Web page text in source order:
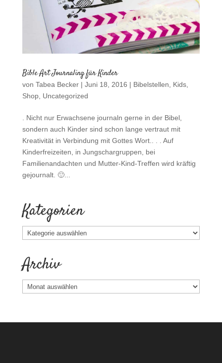
Bible Art Journaling für Kinder
von Tabea Becker| Juni 18, 2016 | Bibelstellen Kids,
Shop, Uncategorized
. Nicht nur Erwachsene journaln gerne in der Bibel,
sondern auch Kinder sind schon lange vertraut mit
Kreativität in Verbindung mit Gottes Wort.. . . Auf
Kinderfreizeiten, in Jungschargruppen, bei
Familienandachten und Mutter-Kind-Treffen wird kräftig
gejournalt. 🙂...
Kategorien
Kategorien
Archiv
Archiv